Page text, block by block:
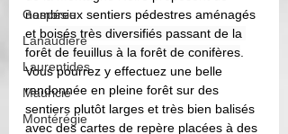
Gaspésie
Lanaudière
Laurentides
Mauricie
Montérégie
nombreux sentiers pédestres aménagés
et boisés très diversifiés passant de la
forêt de feuillus à la forêt de conifères
Vous pourrez y effectuez une belle
randonnée en pleine forêt sur des
sentiers plutôt larges et très bien balisés
avec des cartes de repère placées à des